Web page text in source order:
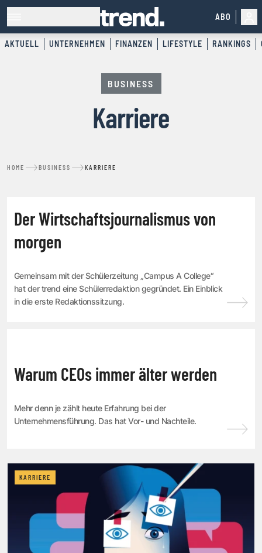
ABO
AKTUELL UNTERNEHMEN FINANZEN LIFESTYLE RANKINGS
BUSINESS
Karriere
HOME BUSINESS KARRIERE
Der Wirtschaftsjournalismus von
morgen
Gemeinsam mit der Schülerzeitung „Campus A College“
hat der trend eine Schülerredaktion gegründet. Ein Einblick
in die erste Redaktionssitzung.
Warum CEOs immer älter werden
Mehr denn je zählt heute Erfahrung bei der
Unternehmensführung. Das hat Vor- und Nachteile.
KARRIERE